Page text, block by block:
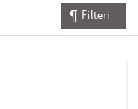
Filteri